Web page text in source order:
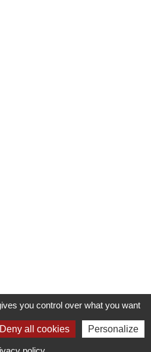
UNE FORMATION
you control over what you want
Deny all cookies Personalize